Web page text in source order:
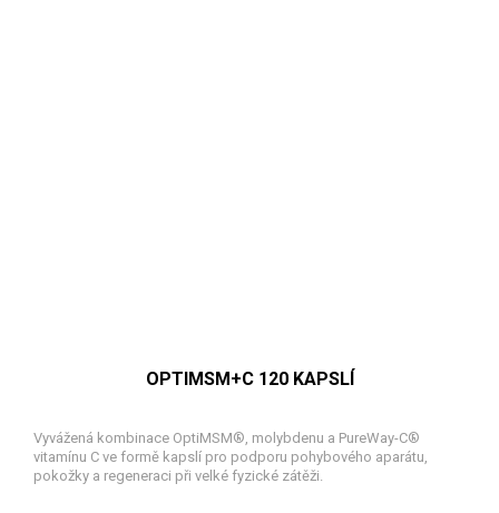
OPTIMSM+C 120 KAPSLÍ
Vyvážená kombinace OptiMSM®, molybdenu a PureWay-C®
vitamínu C ve formě kapslí pro podporu pohybového aparátu,
pokožky a regeneraci při velké fyzické zátěži.